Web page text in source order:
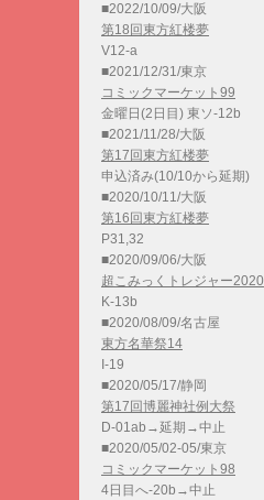
■2022/10/09/大阪
第18回東方紅楼夢
V12-a
■2021/12/31/東京
コミックマーケット99
金曜日(2日目) 東ソ-12b
■2021/11/28/大阪
第17回東方紅楼夢
申込済み(10/10から延期)
■2020/10/11/大阪
第16回東方紅楼夢
P31,32
■2020/09/06/大阪
超こみっくトレジャー2020
K-13b
■2020/08/09/名古屋
東方名華祭14
I-19
■2020/05/17/静岡
第17回博麗神社例大祭
D-01ab→延期→中止
■2020/05/02-05/東京
コミックマーケット98
4日目へ-20b→中止